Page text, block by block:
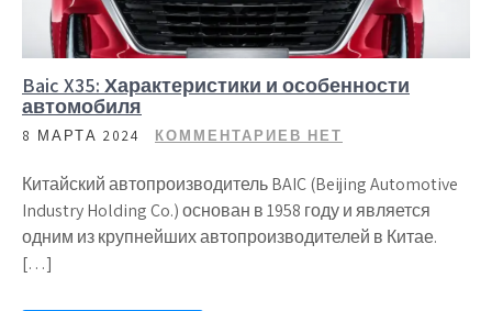
Baic X35: Характеристики и особенности
автомобиля
8 МАРТА 2024 КОММЕНТАРИЕВ НЕТ
Китайский автопроизводитель BAIC (Beijing Automotive
Industry Holding Co.) основан в 1958 году и является
одним из крупнейших автопроизводителей в Китае.
[…]